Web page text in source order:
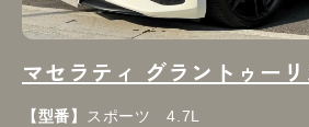
マセラティ グラントゥー
【型番】
スポーツ 4.7L